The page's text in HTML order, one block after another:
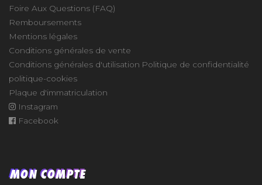
Foire Aux Questions (FAQ)
Remboursements
Mentions légales
Conditions générales de vente
Conditions générales d'utilisation Politique de confidentialité
politique-cookies
Plaque d'immatriculation
Instagram
Facebook
MON COMPTE